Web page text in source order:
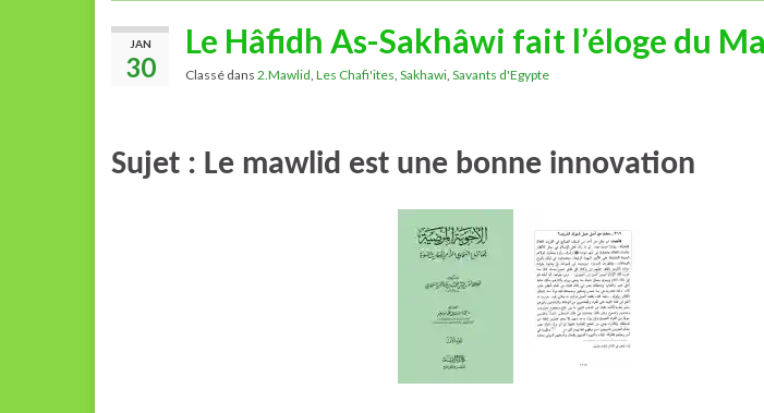
JAN
30
Le Hâfidh As-Sakhâwi fait l’éloge du
Classé dans 2.Mawlid, Les Chafi'ites, Sakhawi, Savants d'Egypte
Sujet : Le mawlid est une bonne innovation